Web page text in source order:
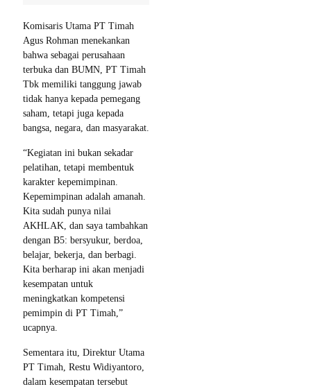
Komisaris Utama PT Timah
Agus Rohman menekankan
bahwa sebagai perusahaan
terbuka dan BUMN, PT Timah
Tbk memiliki tanggung jawab
tidak hanya kepada pemegang
saham, tetapi juga kepada
bangsa, negara, dan masyarakat.
“Kegiatan ini bukan sekadar
pelatihan, tetapi membentuk
karakter kepemimpinan.
Kepemimpinan adalah amanah.
Kita sudah punya nilai
AKHLAK, dan saya tambahkan
dengan B5: bersyukur, berdoa,
belajar, bekerja, dan berbagi.
Kita berharap ini akan menjadi
kesempatan untuk
meningkatkan kompetensi
pemimpin di PT Timah,”
ucapnya.
Sementara itu, Direktur Utama
PT Timah, Restu Widiyantoro,
dalam kesempatan tersebut